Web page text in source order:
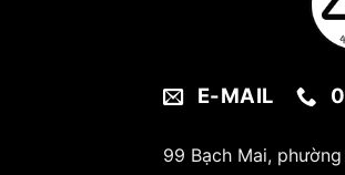
E-MAIL
99 Bạch Mai,